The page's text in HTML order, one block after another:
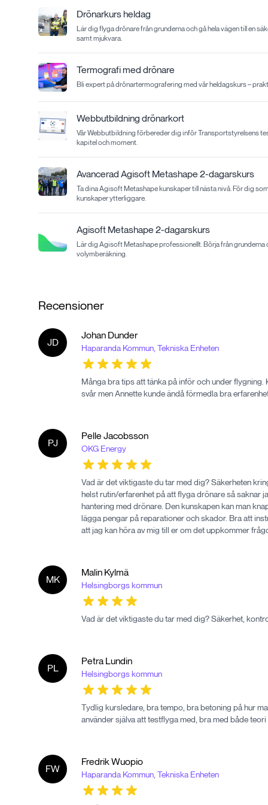
Drönarkurs heldag
Lär dig flyga drönare från grunderna och gå hela vägen till en
samt mjukvara.
Termografi med drönare
Bli expert på drönartermografering med vår heldagskurs –
Webbutbildning drönarkort
Vår Webbutbildning förbereder dig inför Transportstyrelsens
kapitel och moment.
Avancerad Agisoft Metashape 2-dagarskurs
Ta dina Agisoft Metashape kunskaper till nästa nivå. För dig
kunskaper ytterliggare.
Agisoft Metashape 2-dagarskurs
Lär dig Agisoft Metashape professionellt. Börja från
volymberäkning.
Recensioner
JD
Johan Dunder
Haparanda Kommun, Tekniska Enheten
Många bra tips att tänka på inför och under
svår men Annette kunde ändå förmedla bra
PJ
Pelle Jacobsson
OKG Energy
Vad är det viktigaste du tar med dig? Säkerheten
helst rutin/erfarenhet på att flyga drönare så saknar
hantering med drönare. Den kunskapen kan man
lägga pengar på reparationer och skador. Bra att
att jag kan höra av mig till er om det uppkommer
MK
Malin Kylmä
Helsingborgs kommun
Vad är det viktigaste du tar med dig? Säkerhet,
PL
Petra Lundin
Helsingborgs kommun
Tydlig kursledare, bra tempo, bra betoning på hur
använder själva att testflyga med, bra med både
FW
FredrikWuopio
Haparanda Kommun, Tekniska Enheten